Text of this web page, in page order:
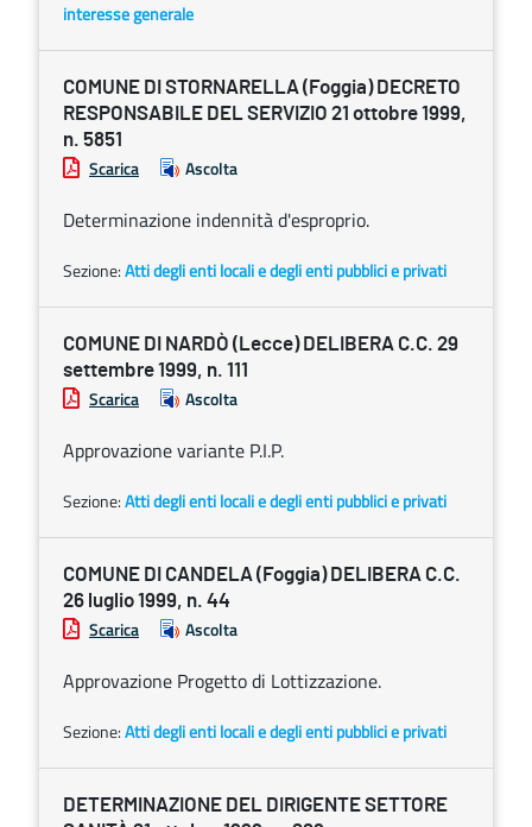
interesse generale
COMUNE DI STORNARELLA (Foggia) DECRETO
RESPONSABILE DEL SERVIZIO 21 ottobre 1999,
n. 5851
Scarica Ascolta
Determinazione indennità d'esproprio.
Sezione:Atti degli enti locali e degli enti pubblici e privati
COMUNE DI NARDÒ (Lecce) DELIBERA C.C. 29
settembre 1999, n. 111
Scarica Ascolta
Approvazione variante P.I.P.
Sezione:Atti degli enti locali e degli enti pubblici e privati
COMUNE DI CANDELA (Foggia) DELIBERA C.C.
26 luglio 1999, n. 44
Scarica Ascolta
Approvazione Progetto di Lottizzazione.
Sezione:Atti degli enti locali e degli enti pubblici e privati
DETERMINAZIONE DEL DIRIGENTE SETTORE